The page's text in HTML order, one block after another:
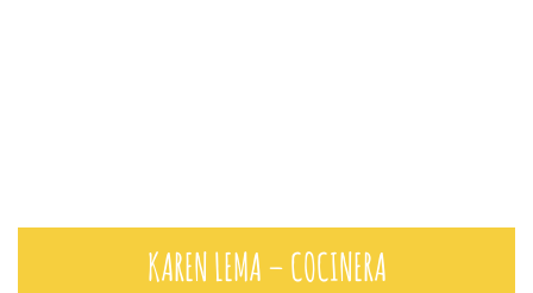
KAREN LEMA – COCINERA